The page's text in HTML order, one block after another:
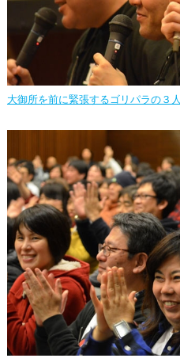
大御所を前に緊張するゴリパラの３人